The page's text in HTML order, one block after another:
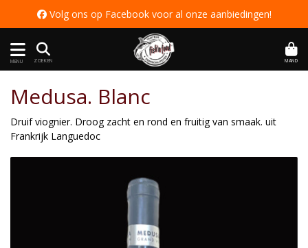
 Volg ons op Facebook voor al onze aanbiedingen!
MENU ZOEKEN MAND
Medusa. Blanc
Druif viognier. Droog zacht en rond en fruitig van smaak. uit
Frankrijk Languedoc